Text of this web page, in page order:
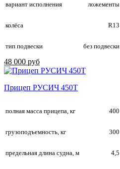
вариант исполнения ложементы
колёса R13
тип подвески без подвески
48 000 руб
Прицеп РУСИЧ 450Т
полная масса прицепа, кг 400
грузоподъемность, кг 300
предельная длина судна, м 4,5